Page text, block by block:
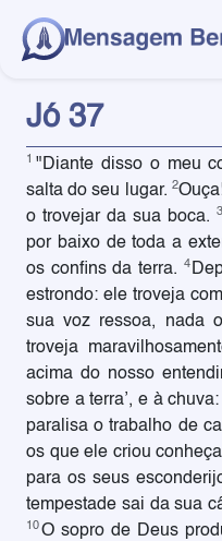
Jó 37
1 "Diante disso o meu
salta do seu lugar. 2
o trovejar da sua boca. 3
por baixo de toda a
os confins da terra. 4
estrondo: ele troveja
sua voz ressoa, nada
troveja
acima do nosso
sobre a terra’, e à
paralisa o trabalho de
os que ele criou
para os seus
tempestade sai da sua
10O sopro de Deus